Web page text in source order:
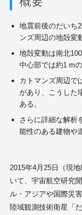
地震前後のだいち
ンズ周辺の地殻変
地殻変動は南北
中心部では約1 m
カトマンズ周辺で
があり、こうした
ある。
さらに詳細な解析
能性のある建物や
2015年4月25日（現
いて、宇宙航空研究
ル・アジアや国際災
陸域観測技術衛星「